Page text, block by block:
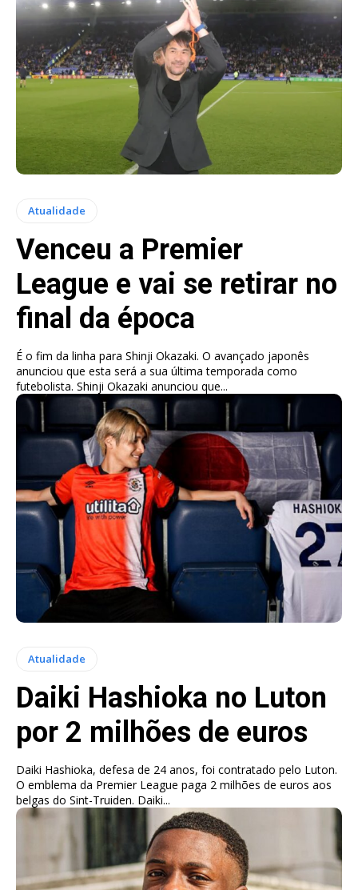
Atualidade
Venceu a Premier
League e vai se retirar no
final da época
É o fim da linha para Shinji Okazaki. O avançado japonês
anunciou que esta será a sua última temporada como
futebolista. Shinji Okazaki anunciou que...
Atualidade
Daiki Hashioka no Luton
por 2 milhões de euros
Daiki Hashioka, defesa de 24 anos, foi contratado pelo Luton.
O emblema da Premier League paga 2 milhões de euros aos
belgas do Sint-Truiden. Daiki...